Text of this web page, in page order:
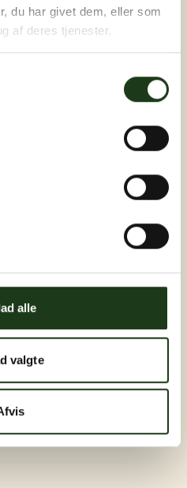
du har givet dem, eller som
af deres tjenester.
alle
valgte